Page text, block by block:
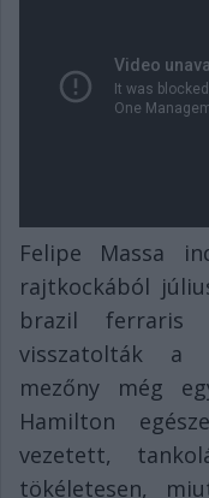
Felipe Massa
rajtkockából
brazil ferraris
visszatolták a
mezőny még
Hamilton
vezetett,
tökéletesen,